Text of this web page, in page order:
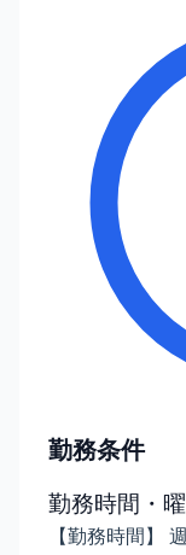
勤務条件
勤務時間・
【勤務時間】